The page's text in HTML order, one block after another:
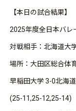
【本日の試合結果】
2025年度全日本バレ
対戦相手：北海道大
場所：大田区総合体
早稲田大学 3-0北海
(25-11,25-12,25-14)